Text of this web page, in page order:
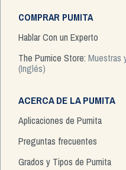
COMPRAR PUMITA
Hablar Con un Experto
The Pumice Store: Muestras
(Inglés)
ACERCA DE LA PUMITA
Aplicaciones de Pumita
Preguntas frecuentes
Grados y Tipos de Pumita